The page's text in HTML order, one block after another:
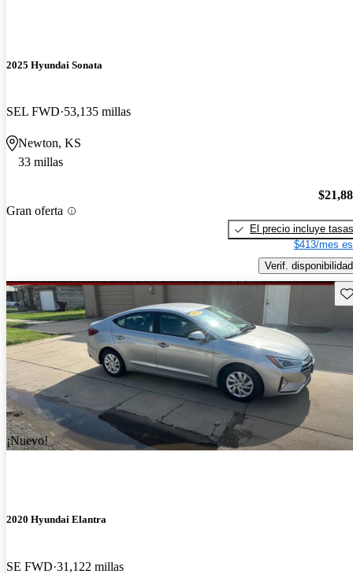
2025 Hyundai Sonata
SEL FWD 53,135 millas
Newton, KS
33 millas
Gran oferta
El precio incluye tasas
$413/mes
Verif. disponibilidad
¡Nuevo!
2020 Hyundai Elantra
SE FWD 31,122 millas